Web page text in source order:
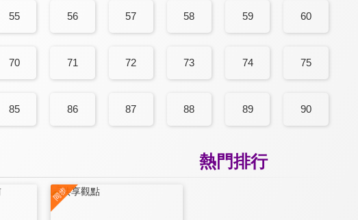
55 56 57 58 59 60
70 71 72 73 74 75
85 86 87 88 89 90
熱門排行